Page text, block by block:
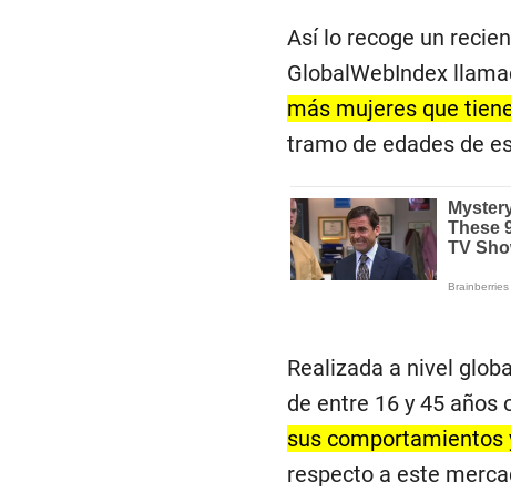
Así lo recoge un
GlobalWebIndex
más mujeres que
tramo de edades de
Realizada a nivel
de entre 16 y 45 años
sus comportamientos
respecto a este